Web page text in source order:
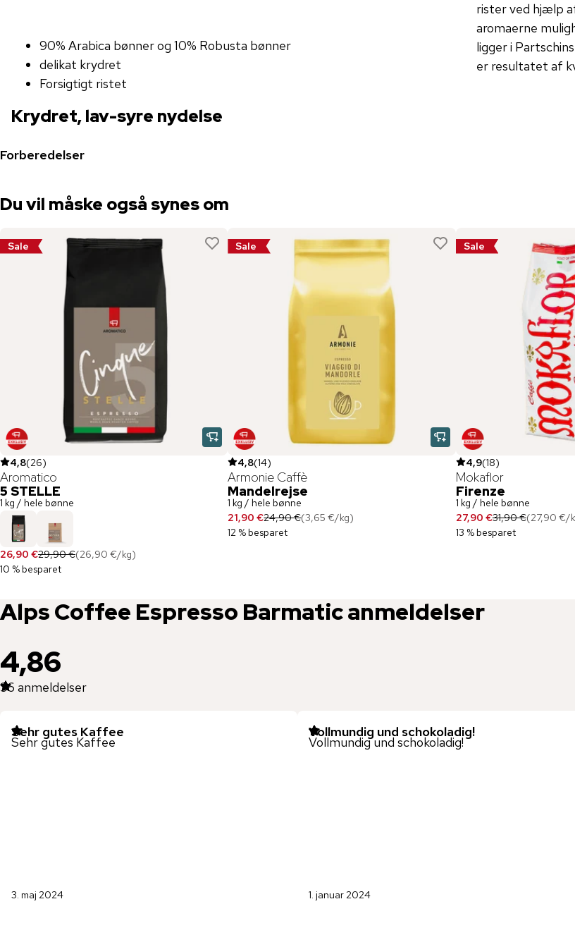
90% Arabica bønner og 10% Robusta bønner
delikat krydret
Forsigtigt ristet
Krydret, lav-syre nydelse
rister ved hjælp
aromaerne
ligger i
er resultatet af
Forberedelser
Du vil måske også synes om
Sale
4,8(26)
Aromatico
5 STELLE
1 kg / hele bønne
26,90 €29,90 €(26,90 €/kg)
10 % besparet
Sale
4,8(14)
Armonie Caffè
Mandelrejse
1 kg / hele bønne
21,90 €24,90 €(3,65 €/kg)
12 % besparet
Sale
4,9(18)
Mokaflor
Firenze
1 kg / hele bønne
27,90 €31,90 €(27,90 €/
13 % besparet
Alps Coffee Espresso Barmaticanmeldelser
4,86
36 anmeldelser
Sehr gutes Kaffee
Sehr gutes Kaffee
3. maj 2024
Vollmundig und schokoladig!
Vollmundig und schokoladig!
1. januar 2024